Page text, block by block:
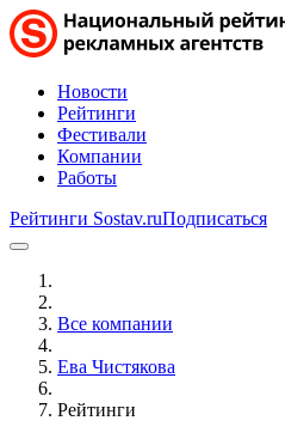
Новости
Рейтинги
Фестивали
Компании
Работы
Рейтинги Sostav.ruПодписаться
Все компании
Ева Чистякова
Рейтинги